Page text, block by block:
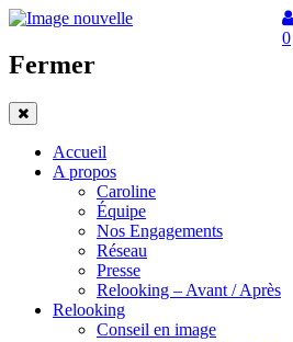
0
Fermer
Accueil
A propos
Caroline
Équipe
Nos Engagements
Réseau
Presse
Relooking – Avant / Après
Relooking
Conseil en image